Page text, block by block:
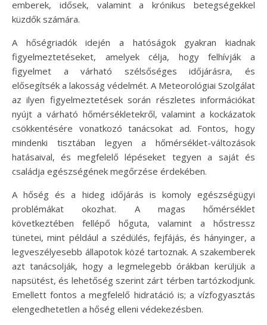
emberek, idősek, valamint a krónikus betegségekkel
küzdők számára.
A hőségriadók idején a hatóságok gyakran kiadnak
figyelmeztetéseket, amelyek célja, hogy felhívják a
figyelmet a várható szélsőséges időjárásra, és
elősegítsék a lakosság védelmét. A Meteorológiai Szolgálat
az ilyen figyelmeztetések során részletes információkat
nyújt a várható hőmérsékletekről, valamint a kockázatok
csökkentésére vonatkozó tanácsokat ad. Fontos, hogy
mindenki tisztában legyen a hőmérséklet-változások
hatásaival, és megfelelő lépéseket tegyen a saját és
családja egészségének megőrzése érdekében.
A hőség és a hideg időjárás is komoly egészségügyi
problémákat okozhat. A magas hőmérséklet
következtében fellépő hőguta, valamint a hőstressz
tünetei, mint például a szédülés, fejfájás, és hányinger, a
legveszélyesebb állapotok közé tartoznak. A szakemberek
azt tanácsolják, hogy a legmelegebb órákban kerüljük a
napsütést, és lehetőség szerint zárt térben tartózkodjunk.
Emellett fontos a megfelelő hidratáció is; a vízfogyasztás
elengedhetetlen a hőség elleni védekezésben.